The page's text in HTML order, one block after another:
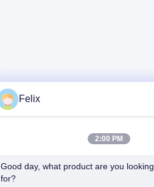
Felix
2:00 PM
Good day, what product are you looking
for?